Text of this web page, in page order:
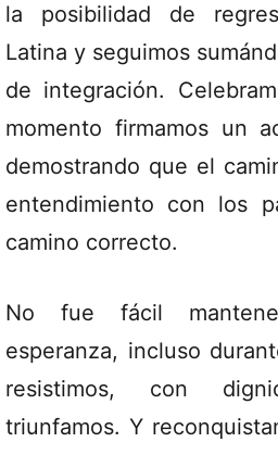
la posibilidad de
Latina y seguimos
de integración.
momento firmamos un
demostrando que el
entendimiento con los
camino correcto.
No fue fácil
esperanza, incluso
resistimos, con
triunfamos. Y